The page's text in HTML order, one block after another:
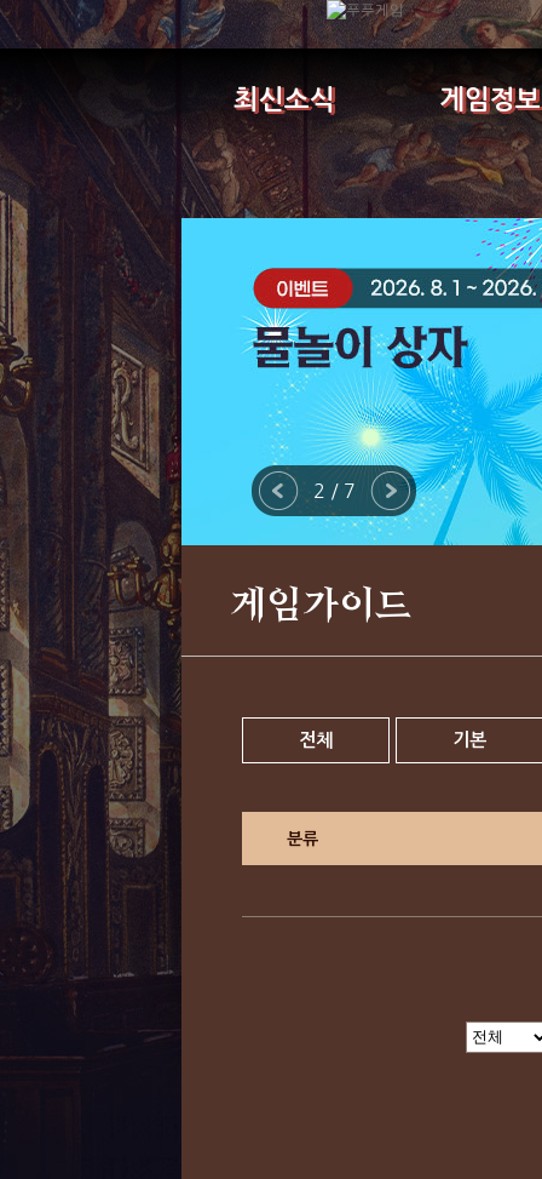
최신소식 게임정보
2 / 7
게임가이드
전체 기본
분류